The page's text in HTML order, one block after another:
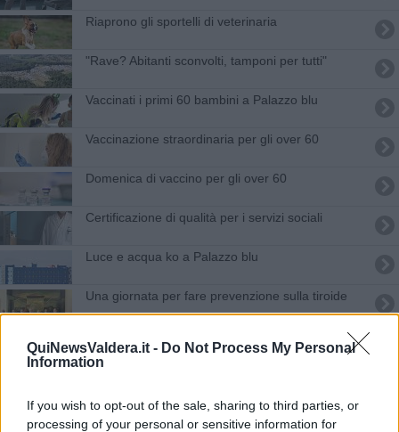
QuiNewsValdera.it - Do Not Process My Personal
Information
If you wish to opt-out of the sale, sharing to third parties, or
processing of your personal or sensitive information for
Riaprono gli sportelli di veterinaria
"Rave? Abitanti sconvolti, tamponi per tutti"
Vaccinati i primi 60 bambini a Palazzo blu
Vaccinazione straordinaria per gli over 60
Domenica di vaccino per gli over 60
Certificazione di qualità per i servizi sociali
Luce e acqua ko a Palazzo blu
Una giornata per fare prevenzione sulla tiroide
Educazione digitale, lezioni di connessione